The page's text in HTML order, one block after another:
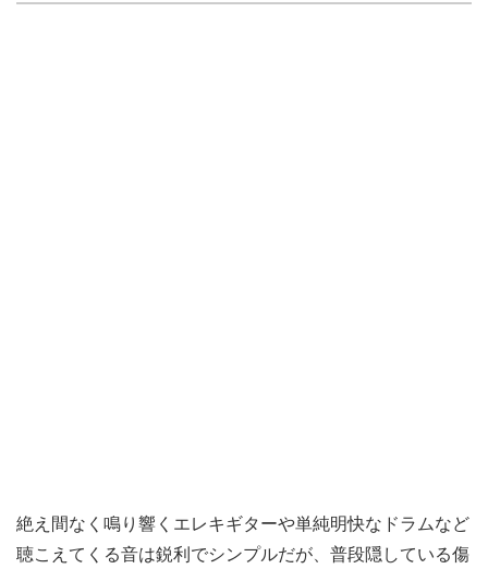
絶え間なく鳴り響くエレキギターや単純明快なドラムなど
聴こえてくる音は鋭利でシンプルだが、普段隠している傷